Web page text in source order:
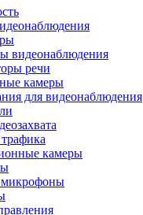
видеонаблюдения
речи
камеры
для видеонаблюдения
камеры